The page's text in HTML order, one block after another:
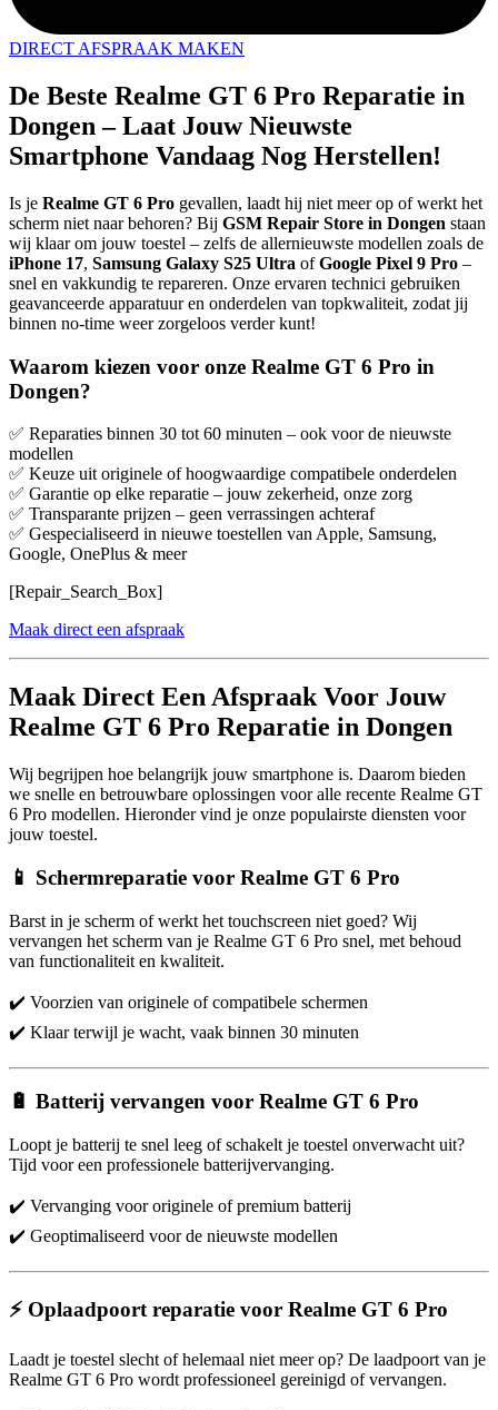
DIRECT AFSPRAAK MAKEN
De Beste Realme GT 6 Pro Reparatie in
Dongen – Laat Jouw Nieuwste
Smartphone Vandaag Nog Herstellen!
Is je Realme GT 6 Pro gevallen, laadt hij niet meer op of werkt het
scherm niet naar behoren? Bij GSM Repair Store in Dongen staan
wij klaar om jouw toestel – zelfs de allernieuwste modellen zoals de
iPhone 17, Samsung Galaxy S25 Ultra ofGoogle Pixel 9 Pro –
snel en vakkundig te repareren. Onze ervaren technici gebruiken
geavanceerde apparatuur en onderdelen van topkwaliteit, zodat jij
binnen no-time weer zorgeloos verder kunt!
Waarom kiezen voor onze Realme GT 6 Pro in
Dongen?
✅ Reparaties binnen 30 tot 60 minuten – ook voor de nieuwste
modellen
✅ Keuze uit originele of hoogwaardige compatibele onderdelen
✅ Garantie op elke reparatie – jouw zekerheid, onze zorg
✅ Transparante prijzen – geen verrassingen achteraf
✅ Gespecialiseerd in nieuwe toestellen van Apple, Samsung,
Google, OnePlus & meer
[Repair_Search_Box]
Maak direct een afspraak
Maak Direct Een Afspraak Voor Jouw
Realme GT 6 Pro Reparatie in Dongen
Wij begrijpen hoe belangrijk jouw smartphone is. Daarom bieden
we snelle en betrouwbare oplossingen voor alle recente Realme GT
6 Pro modellen. Hieronder vind je onze populairste diensten voor
jouw toestel.
📱 Schermreparatie voor Realme GT 6 Pro
Barst in je scherm of werkt het touchscreen niet goed? Wij
vervangen het scherm van je Realme GT 6 Pro snel, met behoud
van functionaliteit en kwaliteit.
✔️ Voorzien van originele of compatibele schermen
✔️ Klaar terwijl je wacht, vaak binnen 30 minuten
🔋 Batterij vervangen voor Realme GT 6 Pro
Loopt je batterij te snel leeg of schakelt je toestel onverwacht uit?
Tijd voor een professionele batterijvervanging.
✔️ Vervanging voor originele of premium batterij
✔️ Geoptimaliseerd voor de nieuwste modellen
⚡ Oplaadpoort reparatie voor Realme GT 6 Pro
Laadt je toestel slecht of helemaal niet meer op? De laadpoort van je
Realme GT 6 Pro wordt professioneel gereinigd of vervangen.